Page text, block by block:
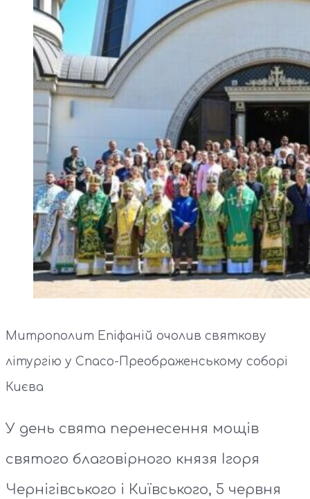
Митрополит Епіфаній очолив святкову
літургію у Спасо-Преображенському соборі
Києва
У день свята перенесення мощів
святого благовірного князя Ігоря
Чернігівського і Київського, 5 червня